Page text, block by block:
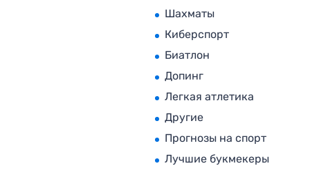
Шахматы
Киберспорт
Биатлон
Допинг
Легкая атлетика
Другие
Прогнозы на спорт
Лучшие букмекеры